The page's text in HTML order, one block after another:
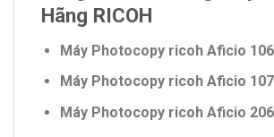
Hãng RICOH
Máy Photocopy ricoh Aficio
Máy Photocopy ricoh Aficio
Máy Photocopy ricoh Aficio